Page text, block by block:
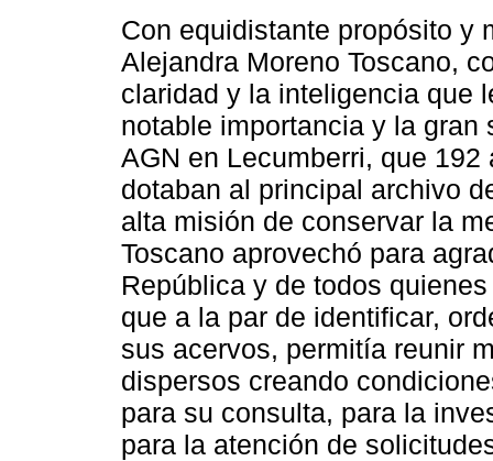
Con equidistante propósito y
Alejandra Moreno Toscano,
claridad y la inteligencia que
notable importancia y la
AGN en Lecumberri, que
dotaban al principal archivo
alta misión de conservar la
Toscano aprovechó para
República y de todos
que a la par de identificar,
sus acervos, permitía reunir
dispersos creando
para su consulta, para la
para la atención de